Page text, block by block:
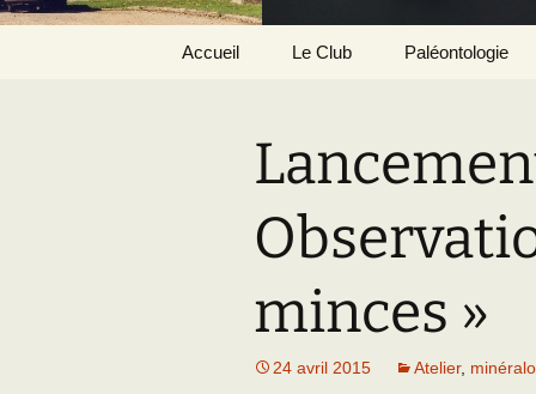
Accueil Le Club
Paris
Grignon
Documents (accès
Paléontologie
Le Bassin
GRIGNON – 78
minces »
24 avril 2015 Atelier,